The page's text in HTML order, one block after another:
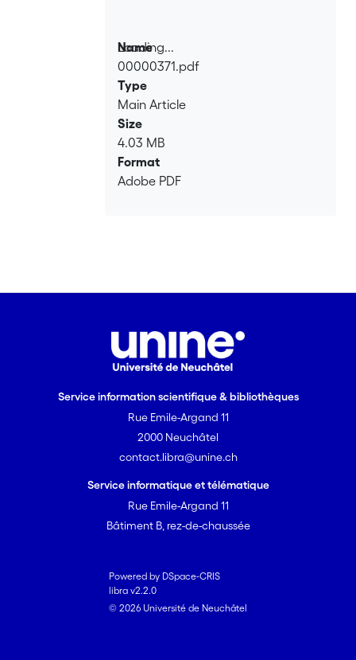
Loading...
Loading...
Name
00000371.pdf
Type
Main Article
Size
4.03 MB
Format
Adobe PDF
Service information scientifique & bibliothèques
Rue Emile-Argand 11
2000 Neuchâtel
contact.libra@unine.ch
Service informatique et télématique
Rue Emile-Argand 11
Bâtiment B, rez-de-chaussée
Powered by DSpace-CRIS
libra v2.2.0
© 2026 Université de Neuchâtel